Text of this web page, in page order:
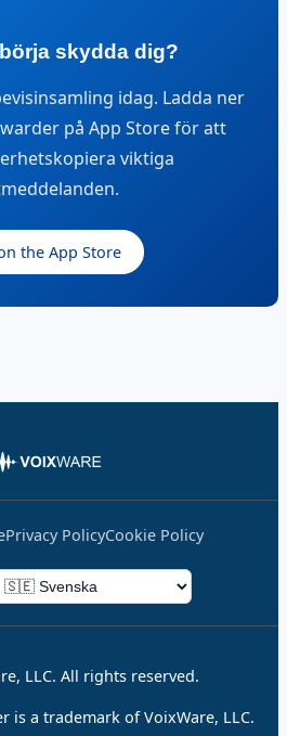
skydda dig?
idag. Ladda ner
på App Store för att
viktiga
the App Store
Privacy PolicyCookie Policy
LLC. All rights reserved.
is a trademark of VoixWare, LLC.